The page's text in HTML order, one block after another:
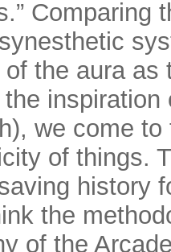
the aura
we come
of things.
history
the
of the